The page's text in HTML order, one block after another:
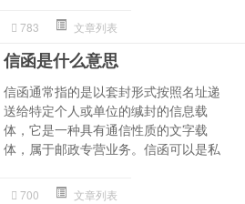
783 文章列表
信函是什么意思
信函通常指的是以套封形式按照名址递
送给特定个人或单位的缄封的信息载
体，它是一种具有通信性质的文字载
体，属于邮政专营业务。信函可以是私
700 文章列表